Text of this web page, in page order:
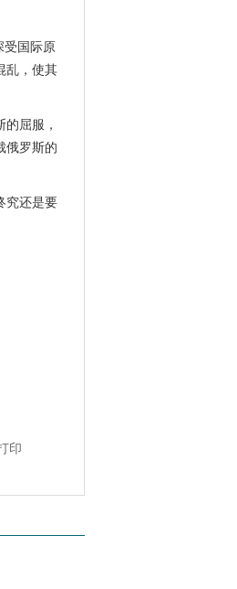
受国际原
乱，使其
屈服，
俄罗斯的
究还是要
印